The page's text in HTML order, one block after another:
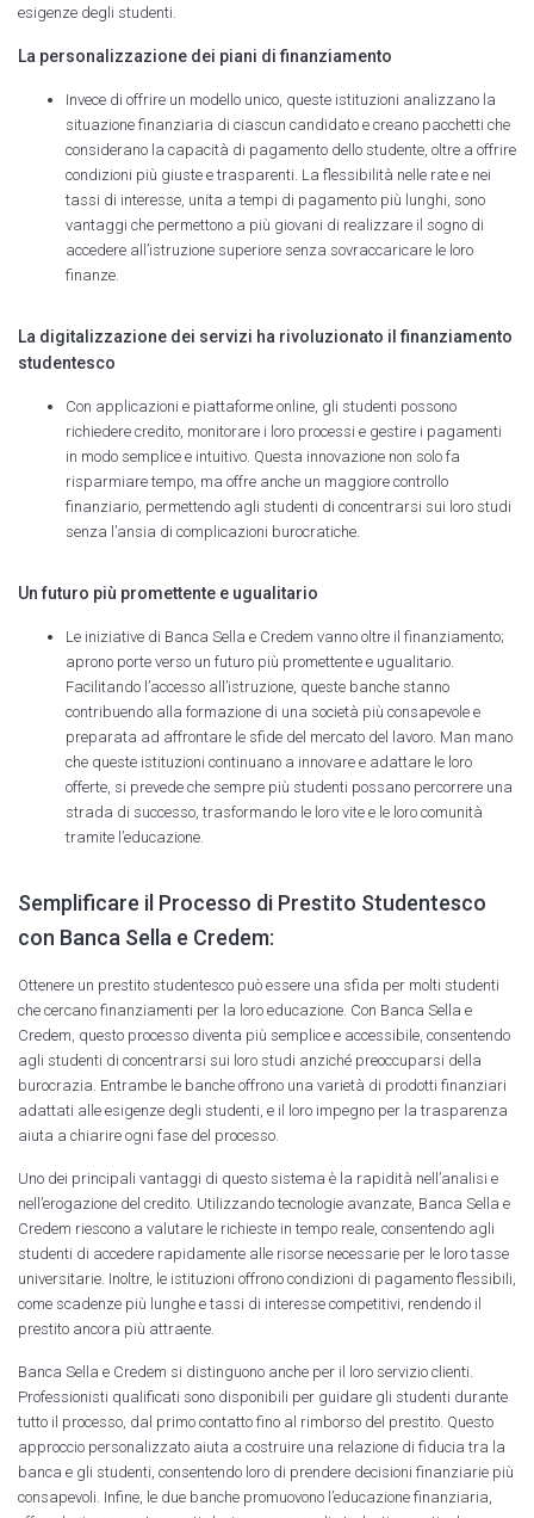
esigenze degli studenti.
La personalizzazione dei piani di finanziamento
Invece di offrire un modello unico, queste istituzioni analizzano la
situazione finanziaria di ciascun candidato e creano pacchetti che
considerano la capacità di pagamento dello studente, oltre a offrire
condizioni più giuste e trasparenti. La flessibilità nelle rate e nei
tassi di interesse, unita a tempi di pagamento più lunghi, sono
vantaggi che permettono a più giovani di realizzare il sogno di
accedere all’istruzione superiore senza sovraccaricare le loro
finanze.
La digitalizzazione dei servizi ha rivoluzionato il finanziamento
studentesco
Con applicazioni e piattaforme online, gli studenti possono
richiedere credito, monitorare i loro processi e gestire i pagamenti
in modo semplice e intuitivo. Questa innovazione non solo fa
risparmiare tempo, ma offre anche un maggiore controllo
finanziario, permettendo agli studenti di concentrarsi sui loro studi
senza l’ansia di complicazioni burocratiche.
Un futuro più promettente e ugualitario
Le iniziative di Banca Sella e Credem vanno oltre il finanziamento;
aprono porte verso un futuro più promettente e ugualitario.
Facilitando l’accesso all’istruzione, queste banche stanno
contribuendo alla formazione di una società più consapevole e
preparata ad affrontare le sfide del mercato del lavoro. Man mano
che queste istituzioni continuano a innovare e adattare le loro
offerte, si prevede che sempre più studenti possano percorrere una
strada di successo, trasformando le loro vite e le loro comunità
tramite l’educazione.
Semplificare il Processo di Prestito Studentesco
con Banca Sella e Credem:
Ottenere un prestito studentesco può essere una sfida per molti studenti
che cercano finanziamenti per la loro educazione. Con Banca Sella e
Credem, questo processo diventa più semplice e accessibile, consentendo
agli studenti di concentrarsi sui loro studi anziché preoccuparsi della
burocrazia. Entrambe le banche offrono una varietà di prodotti finanziari
adattati alle esigenze degli studenti, e il loro impegno per la trasparenza
aiuta a chiarire ogni fase del processo.
Uno dei principali vantaggi di questo sistema è la rapidità nell’analisi e
nell’erogazione del credito. Utilizzando tecnologie avanzate, Banca Sella e
Credem riescono a valutare le richieste in tempo reale, consentendo agli
studenti di accedere rapidamente alle risorse necessarie per le loro tasse
universitarie. Inoltre, le istituzioni offrono condizioni di pagamento flessibili,
come scadenze più lunghe e tassi di interesse competitivi, rendendo il
prestito ancora più attraente.
Banca Sella e Credem si distinguono anche per il loro servizio clienti.
Professionisti qualificati sono disponibili per guidare gli studenti durante
tutto il processo, dal primo contatto fino al rimborso del prestito. Questo
approccio personalizzato aiuta a costruire una relazione di fiducia tra la
banca e gli studenti, consentendo loro di prendere decisioni finanziarie più
consapevoli. Infine, le due banche promuovono l’educazione finanziaria,